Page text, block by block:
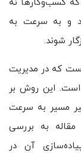
که کسب‌وکارها نه
و به سرعت به
شوند.
که در مدیریت
است. این روش بر
مسیر به سرعت
مقاله به بررسی
آن در